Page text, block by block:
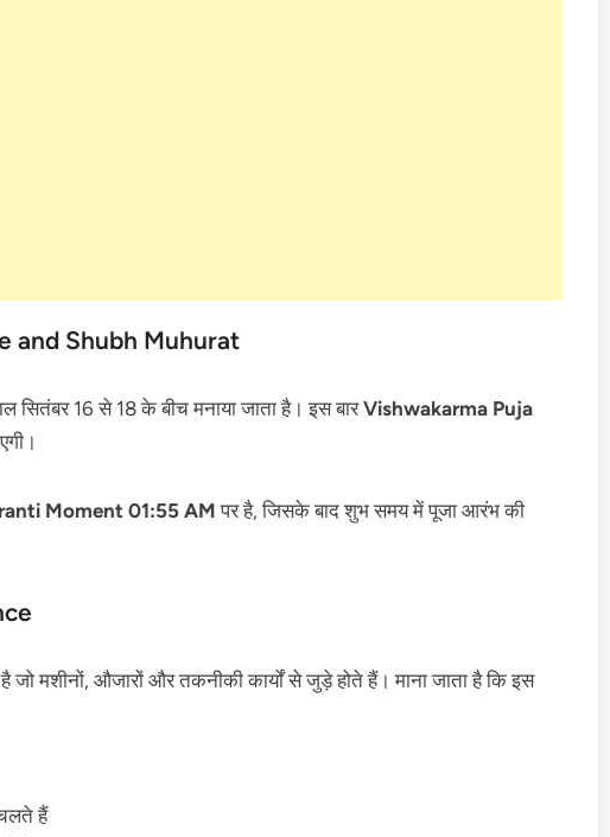
and Shubh Muhurat
सितंबर 16 से 18 के बीच मनाया जाता है। इस बारVishwakarma Puja
Moment 01:55 AMपर है, जिसके बाद शुभ समय में पूजा आरंभ की
जो मशीनों, औजारों और तकनीकी कार्यों से जुड़े होते हैं। माना जाता है कि इस
हैं